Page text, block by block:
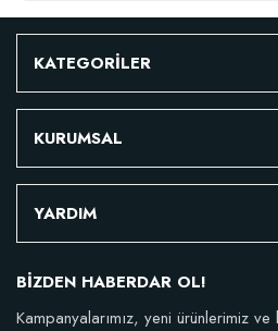
KATEGORİLER
KURUMSAL
YARDIM
BİZDEN HABERDAR OL!
Kampanyalarımız, yeni ürünlerimiz